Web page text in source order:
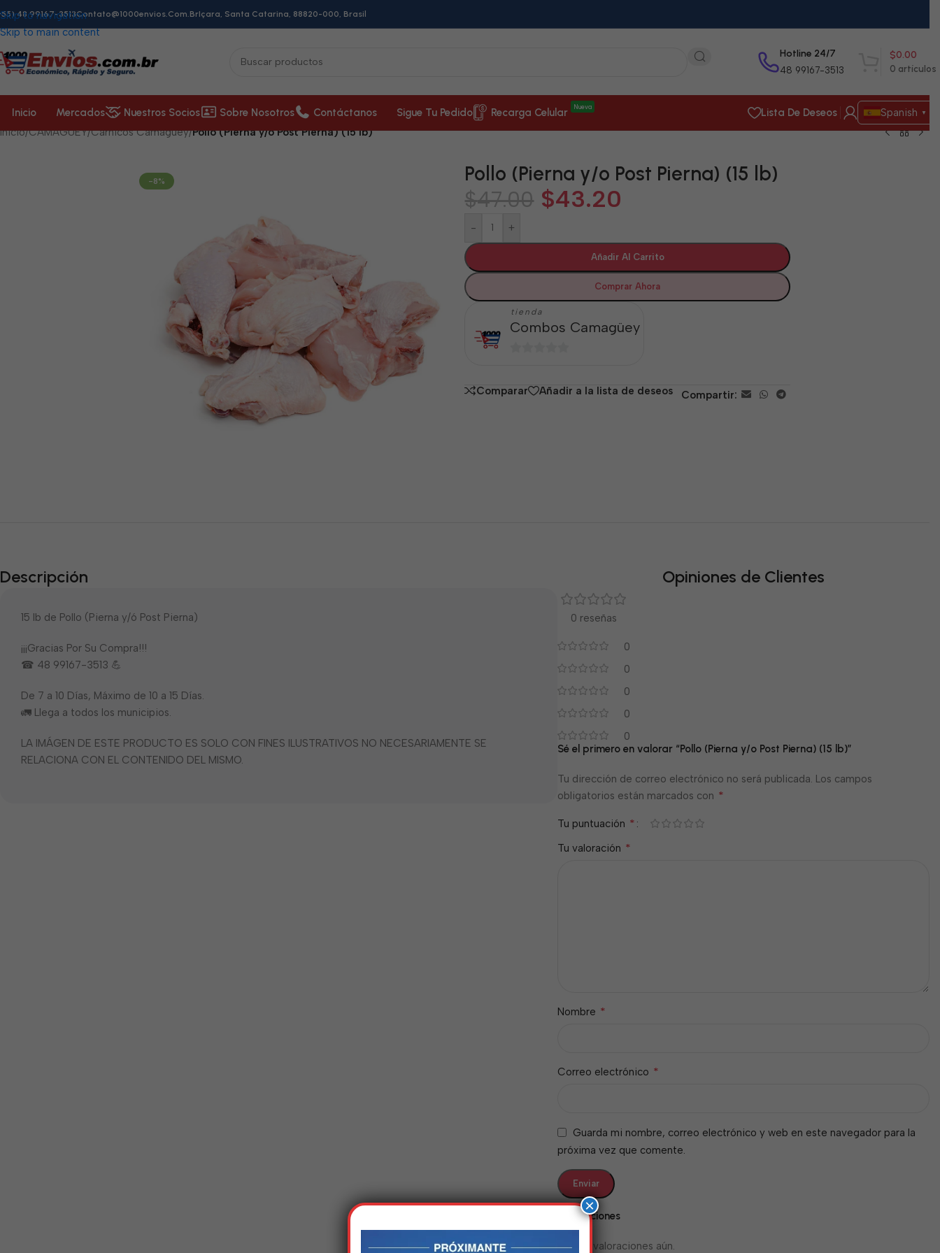
Skip to navigation
Skip to main content
48 99167-3513Contato@1000envios.com.brIçara, Santa Catarina, 88820-000, Brasil
Hotline 24/7
48 99167-3513 0 artículos
$0.00
Inicio Mercados Nuestros Socios Sobre Nosotros Contáctanos Sigue Tu Pedido Recarga Celular Nueva Lista De Deseos Spanish ▼
Inicio/CAMAGÜEY/Cárnicos Camagüey/Pollo (Pierna y/o Post Pierna) (15 lb)
-8% Pollo (Pierna y/o Post Pierna) (15 lb)
$47.00 $43.20
- +
Añadir Al Carrito
Comprar Ahora
tienda
Combos Camagüey
5
Comparar Añadir a la lista de deseos Compartir:
Descripción
15 lb de Pollo (Pierna y/ó Post Pierna)
¡¡¡Gracias Por Su Compra!!!
☎ 48 99167-3513 💪
De 7 a 10 Días, Máximo de 10 a 15 Días.
🚛 Llega a todos los municipios.
LA IMÁGEN DE ESTE PRODUCTO ES SOLO CON FINES ILUSTRATIVOS NO NECESARIAMENTE SE
RELACIONA CON EL CONTENIDO DEL MISMO.
Opiniones de Clientes
0 reseñas
0
0
0
0
0
Valoraciones
No hay valoraciones aún.
Sé el primero en valorar “Pollo (Pierna y/o Post Pierna) (15 lb)”
Tu dirección de correo electrónico no será publicada. Los campos
obligatorios están marcados con *
Tu puntuación *
Tu valoración *
Nombre *
Correo electrónico *
Guarda mi nombre, correo electrónico y web en este navegador para la
próxima vez que comente.
×